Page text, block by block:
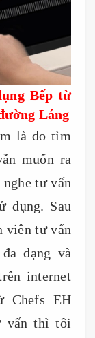
Bếp từ
Láng
là do tìm
muốn ra
tư vấn
dụng. Sau
viên tư vấn
dạng và
internet
Chefs EH
vấn thì tôi